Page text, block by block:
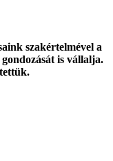
szakértelmével a
is vállalja.